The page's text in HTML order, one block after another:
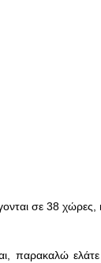
σε 38 χώρες,
παρακαλώ